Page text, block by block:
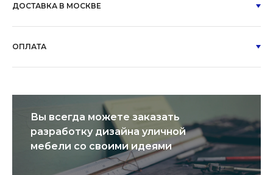
ДОСТАВКА В МОСКВЕ
ОПЛАТА
Вы всегда можете заказать
разработку дизайна уличной
мебели со своими идеями